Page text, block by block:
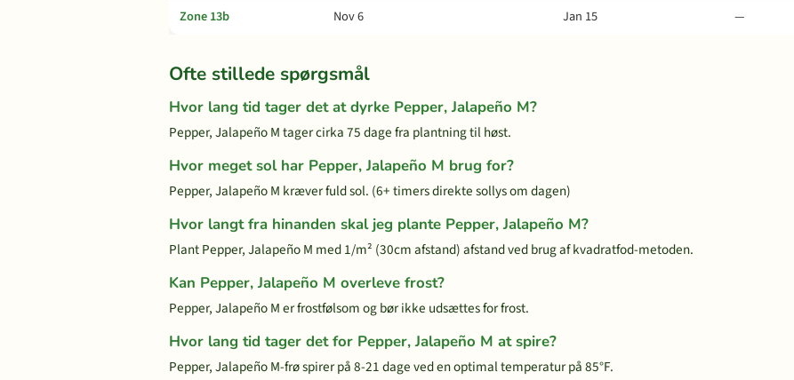
Zone 13b
Nov 6 Jan 15 —
Ofte stillede spørgsmål
Hvor lang tid tager det at dyrke Pepper, Jalapeño M?
Pepper, Jalapeño M tager cirka 75 dage fra plantning til høst.
Hvor meget sol har Pepper, Jalapeño M brug for?
Pepper, Jalapeño M kræver fuld sol. (6+ timers direkte sollys om dagen)
Hvor langt fra hinanden skal jeg plante Pepper, Jalapeño M?
Plant Pepper, Jalapeño M med 1/m² (30cm afstand) afstand ved brug af kvadratfod-metoden.
Kan Pepper, Jalapeño M overleve frost?
Pepper, Jalapeño M er frostfølsom og bør ikke udsættes for frost.
Hvor lang tid tager det for Pepper, Jalapeño M at spire?
Pepper, Jalapeño M-frø spirer på 8-21 dage ved en optimal temperatur på 85°F.